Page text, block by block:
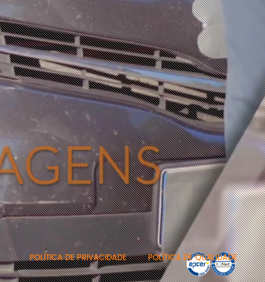
POLÍTICA DE PRIVACIDADE POLÍTICA DE QUALIDADE